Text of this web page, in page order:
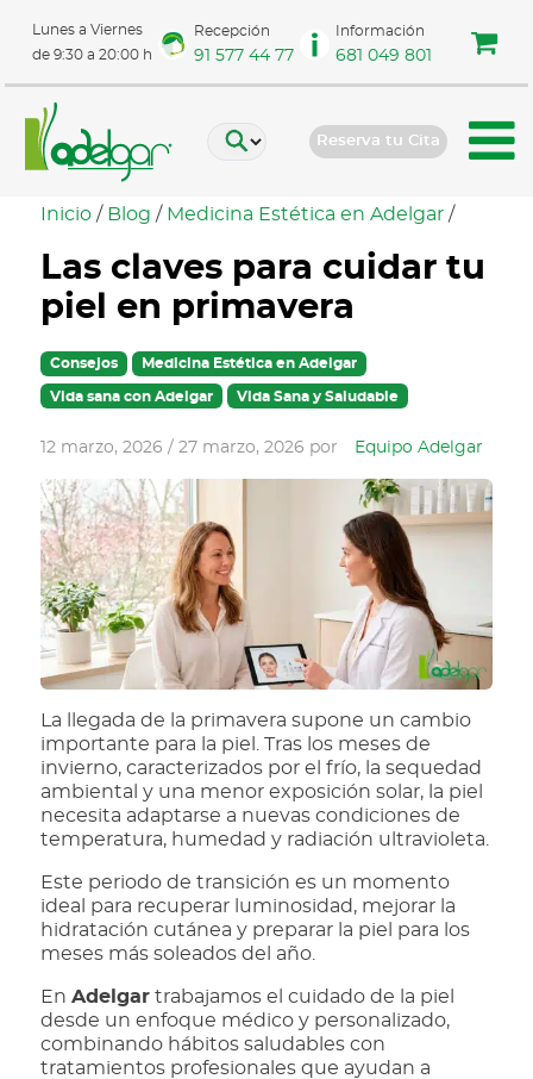
Lunes a Viernes
de 9:30 a 20:00 h
Recepción
91 577 44 77
Información
681 049 801
Reserva tu Cita
Inicio / Blog / Medicina Estética en Adelgar /
Las claves para cuidar tu
piel en primavera
Consejos Medicina Estética en Adelgar
Vida sana con Adelgar Vida Sana y Saludable
12 marzo, 2026 / 27 marzo, 2026 por Equipo Adelgar
La llegada de la primavera supone un cambio
importante para la piel. Tras los meses de
invierno, caracterizados por el frío, la sequedad
ambiental y una menor exposición solar, la piel
necesita adaptarse a nuevas condiciones de
temperatura, humedad y radiación ultravioleta.
Este periodo de transición es un momento
ideal para recuperar luminosidad, mejorar la
hidratación cutánea y preparar la piel para los
meses más soleados del año.
EnAdelgar trabajamos el cuidado de la piel
desde un enfoque médico y personalizado,
combinando hábitos saludables con
tratamientos profesionales que ayudan a